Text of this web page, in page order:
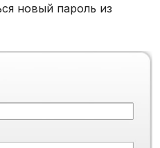
новый пароль из